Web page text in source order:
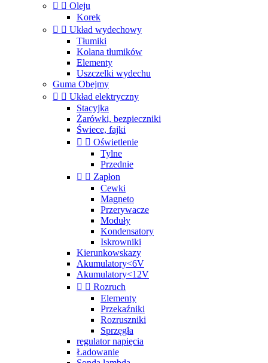
  Oleju
Korek
  Układ wydechowy
Tłumiki
Kolana tłumików
Elementy
Uszczelki wydechu
Guma Obejmy
  Układ elektryczny
Stacyjka
Żarówki, bezpieczniki
Świece, fajki
  Oświetlenie
Tylne
Przednie
  Zapłon
Cewki
Magneto
Przerywacze
Moduły
Kondensatory
Iskrowniki
Kierunkowskazy
Akumulatory<6V
Akumulatory<12V
  Rozruch
Elementy
Przekaźniki
Rozruszniki
Sprzęgła
regulator napięcia
Ładowanie